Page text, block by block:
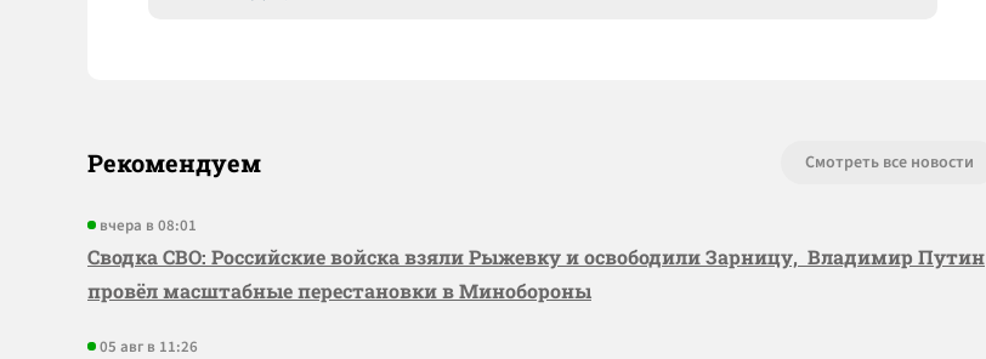
Рекомендуем Смотреть все новости
вчера в 08:01
Сводка СВО: Российские войска взяли Рыжевку и освободили Зарницу, Владимир Путин
провёл масштабные перестановки в Минобороны
05 авг в 11:26